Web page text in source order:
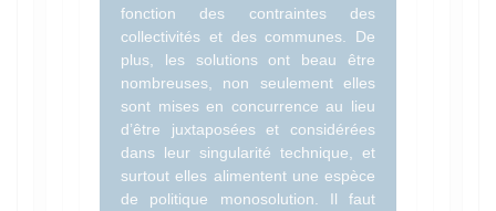
fonction des contraintes des
collectivités et des communes. De
plus, les solutions ont beau être
nombreuses, non seulement elles
sont mises en concurrence au lieu
d’être juxtaposées et considérées
dans leur singularité technique, et
surtout elles alimentent une espèce
de politique monosolution. Il faut